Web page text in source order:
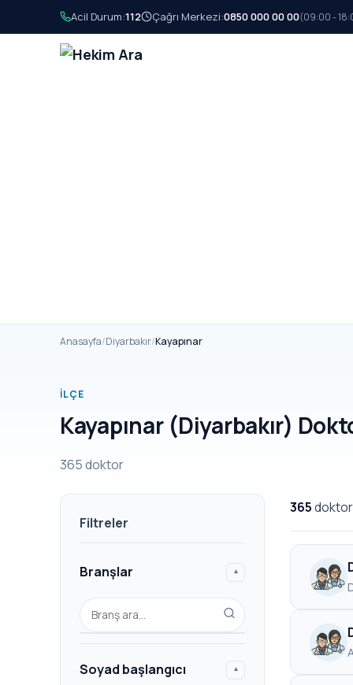
Acil Durum:112 Çağrı Merkezi:0850 000 00 00(09:00 -
Anasayfa/Diyarbakır/Kayapınar
İLÇE
Kayapınar (Diyarbakır)
365 doktor
Filtreler
Branşlar ▾
Soyad başlangıcı ▾
365